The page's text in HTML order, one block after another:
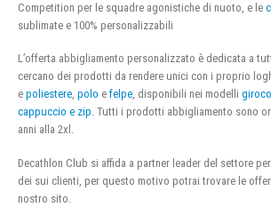
Competition per le squadre agonistiche di nuoto, e le
sublimate e 100% personalizzabili
L’offerta abbigliamento personalizzato è dedicata a
cercano dei prodotti da rendere unici con i proprio
e poliestere, polo e felpe, disponibili nei modelli
cappuccio e zip. Tutti i prodotti abbigliamento sono
anni alla 2xl.
Decathlon Club si affida a partner leader del settore
dei sui clienti, per questo motivo potrai trovare le
nostro sito.